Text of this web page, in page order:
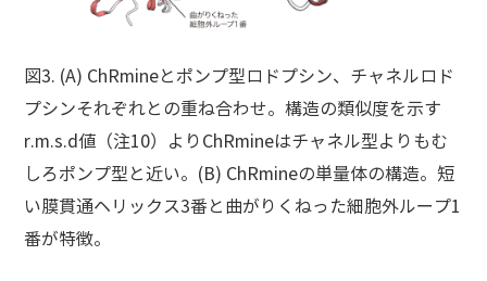
図3. (A) ChRmineとポンプ型ロドプシン、チャネルロド
プシンそれぞれとの重ね合わせ。構造の類似度を示す
r.m.s.d値（注10）よりChRmineはチャネル型よりもむ
しろポンプ型と近い。(B) ChRmineの単量体の構造。短
い膜貫通ヘリックス3番と曲がりくねった細胞外ループ1
番が特徴。